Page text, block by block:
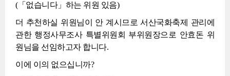
(「없습니다」하는 위원 있음)
더 추천하실 위원님이 안 계시므로 서산국화축제 관리에
관한 행정사무조사 특별위원회 부위원장으로 안효돈 위
원님을 선임하고자 합니다.
이에 이의 없으십니까?